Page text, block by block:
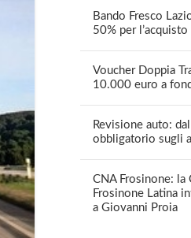
Bando Fresco
50% per
Voucher Doppia
10.000 euro a
Revisione auto:
obbligatorio sugli
CNA Frosinone: la
Frosinone Latina
a Giovanni Proia